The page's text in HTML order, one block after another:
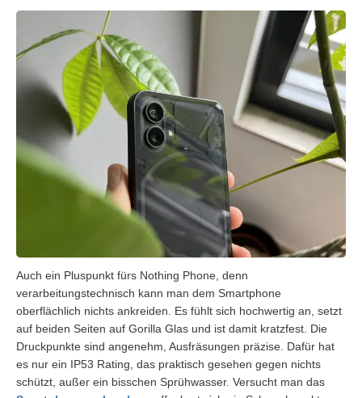
Auch ein Pluspunkt fürs Nothing Phone, denn
verarbeitungstechnisch kann man dem Smartphone
oberflächlich nichts ankreiden. Es fühlt sich hochwertig an, setzt
auf beiden Seiten auf Gorilla Glas und ist damit kratzfest. Die
Druckpunkte sind angenehm, Ausfräsungen präzise. Dafür hat
es nur ein IP53 Rating, das praktisch gesehen gegen nichts
schützt, außer ein bisschen Sprühwasser. Versucht man das